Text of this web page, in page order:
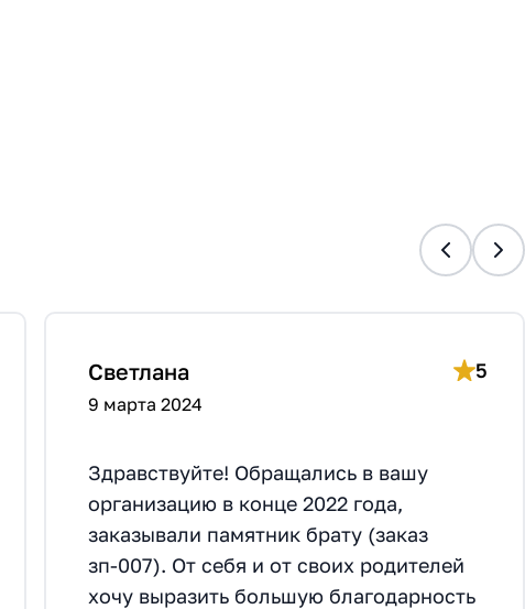
Светлана 5
9 марта 2024
Здравствуйте! Обращались в вашу
организацию в конце 2022 года,
заказывали памятник брату (заказ
зп-007). От себя и от своих родителей
хочу выразить большую благодарность